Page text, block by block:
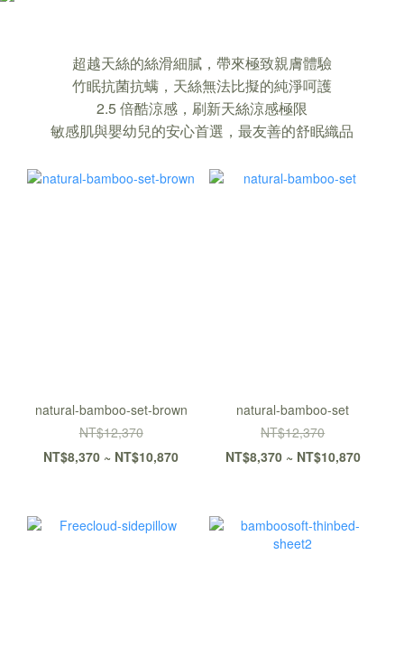
飾」｜超越天絲的舒適
超越天絲的絲滑細膩，帶來極致親膚體驗
竹眠抗菌抗螨，天絲無法比擬的純淨呵護
2.5 倍酷涼感，刷新天絲涼感極限
敏感肌與嬰幼兒的安心首選，最友善的舒眠織品
natural-bamboo-set-brown
NT$12,370
NT$8,370 ~ NT$10,870
natural-bamboo-set
NT$12,370
NT$8,370 ~ NT$10,870